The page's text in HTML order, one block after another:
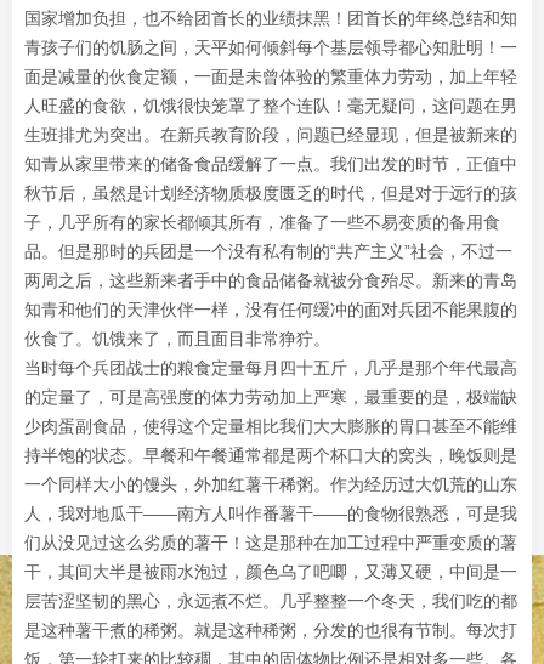
国家增加负担，也不给团首长的业绩抹黑！团首长的年终总结和知
青孩子们的饥肠之间，天平如何倾斜每个基层领导都心知肚明！一
面是减量的伙食定额，一面是未曾体验的繁重体力劳动，加上年轻
人旺盛的食欲，饥饿很快笼罩了整个连队！毫无疑问，这问题在男
生班排尤为突出。在新兵教育阶段，问题已经显现，但是被新来的
知青从家里带来的储备食品缓解了一点。我们出发的时节，正值中
秋节后，虽然是计划经济物质极度匮乏的时代，但是对于远行的孩
子，几乎所有的家长都倾其所有，准备了一些不易变质的备用食
品。但是那时的兵团是一个没有私有制的“共产主义”社会，不过一
两周之后，这些新来者手中的食品储备就被分食殆尽。新来的青岛
知青和他们的天津伙伴一样，没有任何缓冲的面对兵团不能果腹的
伙食了。饥饿来了，而且面目非常狰狞。
当时每个兵团战士的粮食定量每月四十五斤，几乎是那个年代最高
的定量了，可是高强度的体力劳动加上严寒，最重要的是，极端缺
少肉蛋副食品，使得这个定量相比我们大大膨胀的胃口甚至不能维
持半饱的状态。早餐和午餐通常都是两个杯口大的窝头，晚饭则是
一个同样大小的馒头，外加红薯干稀粥。作为经历过大饥荒的山东
人，我对地瓜干——南方人叫作番薯干——的食物很熟悉，可是我
们从没见过这么劣质的薯干！这是那种在加工过程中严重变质的薯
干，其间大半是被雨水泡过，颜色乌了吧唧，又薄又硬，中间是一
层苦涩坚韧的黑心，永远煮不烂。几乎整整一个冬天，我们吃的都
是这种薯干煮的稀粥。就是这种稀粥，分发的也很有节制。每次打
饭，第一轮打来的比较稠，其中的固体物比例还是相对多一些。各